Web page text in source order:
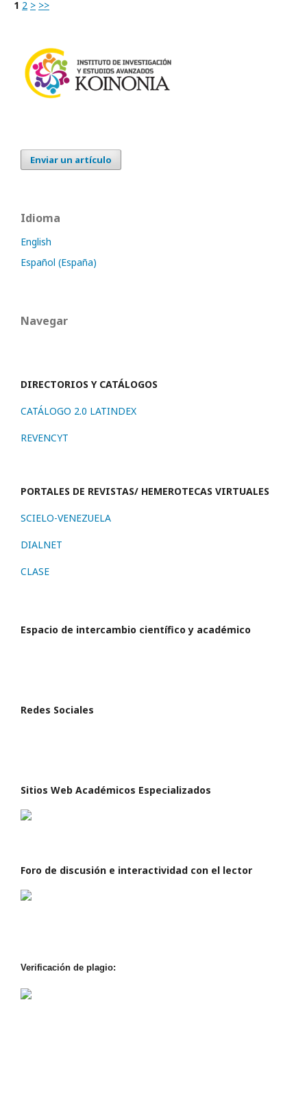
1 2 > >>
Enviar un artículo
Idioma
English
Español (España)
Navegar
DIRECTORIOS Y CATÁLOGOS
CATÁLOGO 2.0 LATINDEX
REVENCYT
PORTALES DE REVISTAS/ HEMEROTECAS VIRTUALES
SCIELO-VENEZUELA
DIALNET
CLASE
Espacio de intercambio científico y académico
Redes Sociales
Sitios Web Académicos Especializados
Foro de discusión e interactividad con el lector
Verificación de plagio: